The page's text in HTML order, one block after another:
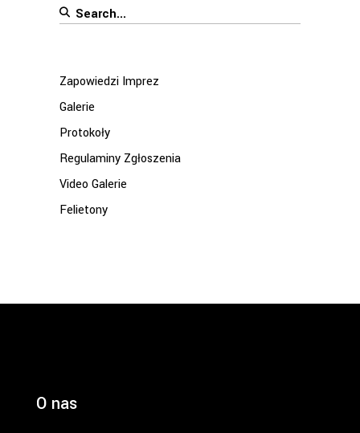
Search
Zapowiedzi Imprez
Galerie
Protokoły
Regulaminy Zgłoszenia
Video Galerie
Felietony
O nas